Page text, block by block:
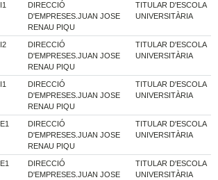
DIRECCIÓ
D'EMPRESES.JUAN JOSE
RENAU PIQU
TITULAR D'ESCOLA
UNIVERSITÀRIA
DIRECCIÓ
D'EMPRESES.JUAN JOSE
RENAU PIQU
TITULAR D'ESCOLA
UNIVERSITÀRIA
DIRECCIÓ
D'EMPRESES.JUAN JOSE
RENAU PIQU
TITULAR D'ESCOLA
UNIVERSITÀRIA
DIRECCIÓ
D'EMPRESES.JUAN JOSE
RENAU PIQU
TITULAR D'ESCOLA
UNIVERSITÀRIA
DIRECCIÓ
D'EMPRESES.JUAN JOSE
TITULAR D'ESCOLA
UNIVERSITÀRIA